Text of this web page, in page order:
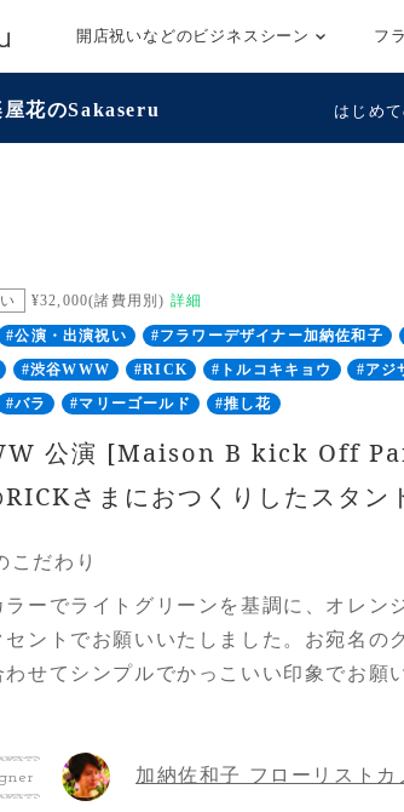
開店祝いなどのビジネスシーン フ
花のSakaseru はじめ
¥32,000(諸費用別) 詳細
#公演・出演祝い #フラワーデザイナー加納佐和子
#渋谷WWW #RICK #トルコキキョウ
#アジ
#バラ #マリーゴールド #推し花
公演 [Maison B kick Off
さまにおつくりしたスタン
こだわり
ラーでライトグリーンを基調に、オレン
セントでお願いいたしました。お宛名の
せてシンプルでかっこいい印象でお願
想い
加納佐和子 フローリストカ